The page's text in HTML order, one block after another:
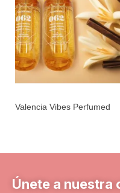
Valencia Vibes Perfumed
Únete a nuestra